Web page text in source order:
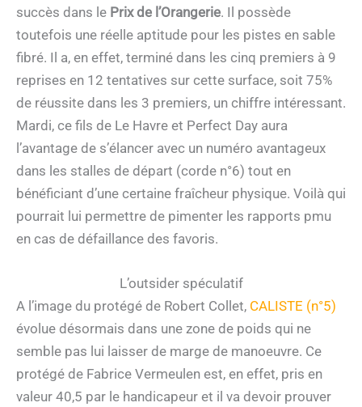
succès dans le Prix de l’Orangerie. Il possède
toutefois une réelle aptitude pour les pistes en sable
fibré. Il a, en effet, terminé dans les cinq premiers à 9
reprises en 12 tentatives sur cette surface, soit 75%
de réussite dans les 3 premiers, un chiffre intéressant.
Mardi, ce fils de Le Havre et Perfect Day aura
l’avantage de s’élancer avec un numéro avantageux
dans les stalles de départ (corde n°6) tout en
bénéficiant d’une certaine fraîcheur physique. Voilà qui
pourrait lui permettre de pimenter les rapports pmu
en cas de défaillance des favoris.
L’outsider spéculatif
A l’image du protégé de Robert Collet, CALISTE (n°5)
évolue désormais dans une zone de poids qui ne
semble pas lui laisser de marge de manoeuvre. Ce
protégé de Fabrice Vermeulen est, en effet, pris en
valeur 40,5 par le handicapeur et il va devoir prouver